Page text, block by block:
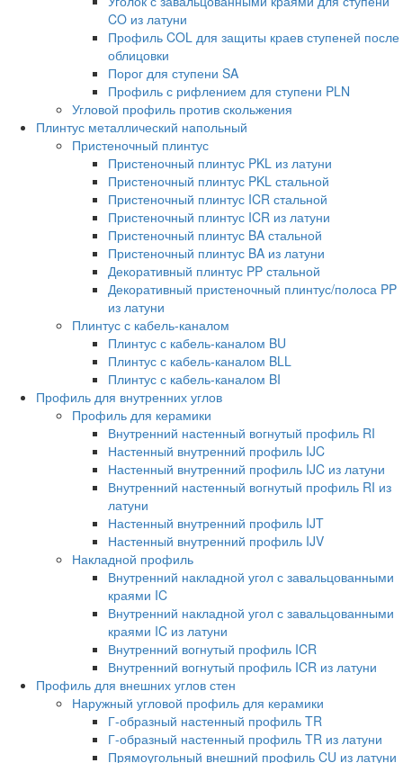
CO из латуни
Профиль COL для защиты краев ступеней после
облицовки
Порог для ступени SA
Профиль с рифлением для ступени PLN
Угловой профиль против скольжения
Плинтус металлический напольный
Пристеночный плинтус
Пристеночный плинтус PKL из латуни
Пристеночный плинтус PKL стальной
Пристеночный плинтус ICR стальной
Пристеночный плинтус ICR из латуни
Пристеночный плинтус BA стальной
Пристеночный плинтус BA из латуни
Декоративный плинтус PP стальной
Декоративный пристеночный плинтус/полоса PP
из латуни
Плинтус с кабель-каналом
Плинтус с кабель-каналом BU
Плинтус с кабель-каналом BLL
Плинтус с кабель-каналом BI
Профиль для внутренних углов
Профиль для керамики
Внутренний настенный вогнутый профиль RI
Настенный внутренний профиль IJC
Настенный внутренний профиль IJC из латуни
Внутренний настенный вогнутый профиль RI из
латуни
Настенный внутренний профиль IJT
Настенный внутренний профиль IJV
Накладной профиль
Внутренний накладной угол с завальцованными
краями IC
Внутренний накладной угол с завальцованными
краями IC из латуни
Внутренний вогнутый профиль ICR
Внутренний вогнутый профиль ICR из латуни
Профиль для внешних углов стен
Наружный угловой профиль для керамики
Г-образный настенный профиль TR
Г-образный настенный профиль TR из латуни
Прямоугольный внешний профиль CU из латуни